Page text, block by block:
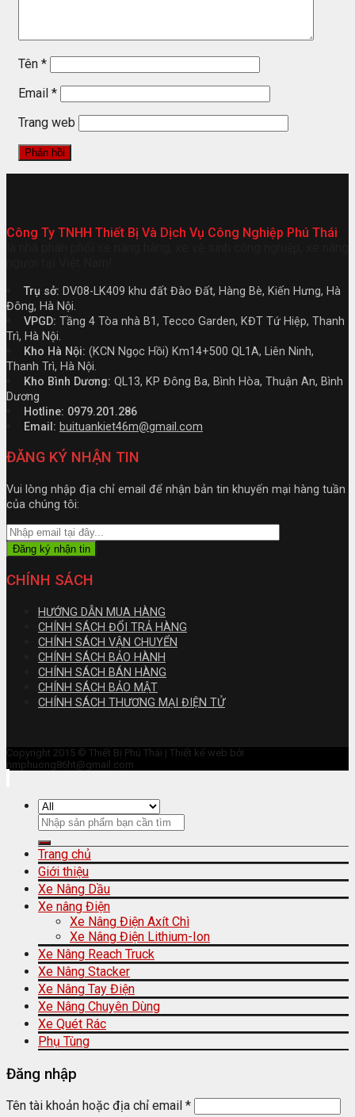
Tên *
Email *
Trang web
Công Ty TNHH Thiết Bị Và Dịch Vụ Công Nghiệp Phú Thái
Trụ sở: DV08-LK409 khu đất Đào Đất, Hàng Bè, Kiến Hưng, Hà
Đông, Hà Nội.
VPGD: Tầng 4 Tòa nhà B1, Tecco Garden, KĐT Tứ Hiệp, Thanh
Trì, Hà Nội.
Kho Hà Nội: (KCN Ngọc Hồi) Km14+500 QL1A, Liên Ninh,
Thanh Trì, Hà Nội.
Kho Bình Dương: QL13, KP Đông Ba, Bình Hòa, Thuận An, Bình
Dương
Hotline: 0979.201.286
Email: buituankiet46m@gmail.com
ĐĂNG KÝ NHẬN TIN
Vui lòng nhập địa chỉ email để nhận bản tin khuyến mại hàng tuần
của chúng tôi:
CHÍNH SÁCH
HƯỚNG DẪN MUA HÀNG
CHÍNH SÁCH ĐỔI TRẢ HÀNG
CHÍNH SÁCH VẬN CHUYỂN
CHÍNH SÁCH BẢO HÀNH
CHÍNH SÁCH BÁN HÀNG
CHÍNH SÁCH BẢO MẬT
CHÍNH SÁCH THƯƠNG MẠI ĐIỆN TỬ
Copyright 2015 © Thiết Bị Phú Thái | Thiết kế web bởi
nmphuong86ht@gmail.com
Trang chủ
Giới thiệu
Xe Nâng Dầu
Xe nâng Điện
Xe Nâng Điện Axít Chì
Xe Nâng Điện Lithium-Ion
Xe Nâng Reach Truck
Xe Nâng Stacker
Xe Nâng Tay Điện
Xe Nâng Chuyên Dùng
Xe Quét Rác
Phụ Tùng
Đăng nhập
Tên tài khoản hoặc địa chỉ email *